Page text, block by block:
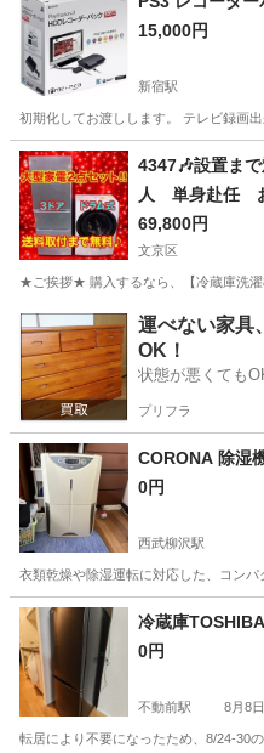
15,000円
新宿駅
初期化してお渡しします。 テレビ録画
東京 新宿区 新宿駅 家電
4347🎶設置ま
人 単身赴任
濯機 セット
69,800円
文京区
★ご挨拶★ 購入するなら、【冷蔵庫洗濯
東京 文京区 キッチン家電
運べない家具
OK！
状態が悪くても
プリフラ
CORONA 除湿
0円
西武柳沢駅
衣類乾燥や除湿運転に対応した、コン
東京 武蔵野市 西武柳沢駅
冷蔵庫TOSHIBA
0円
不動前駅 8月8日
転居により不要になったため、8/24-30